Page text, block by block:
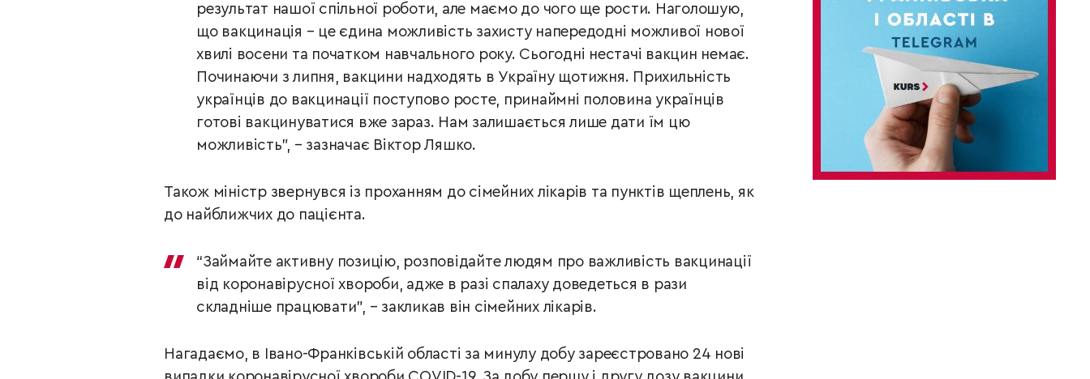
результат нашої спільної роботи, але маємо до чого ще рости. Наголошую,
що вакцинація – це єдина можливість захисту напередодні можливої нової
хвилі восени та початком навчального року. Сьогодні нестачі вакцин немає.
Починаючи з липня, вакцини надходять в Україну щотижня. Прихильність
українців до вакцинації поступово росте, принаймні половина українців
готові вакцинуватися вже зараз. Нам залишається лише дати їм цю
можливість”, – зазначає Віктор Ляшко.
Також міністр звернувся із проханням до сімейних лікарів та пунктів щеплень, як
до найближчих до пацієнта.
“Займайте активну позицію, розповідайте людям про важливість вакцинації
від коронавірусної хвороби, адже в разі спалаху доведеться в рази
складніше працювати”, – закликав він сімейних лікарів.
Нагадаємо, в Івано-Франківській області за минулу добу зареєстровано 24 нові